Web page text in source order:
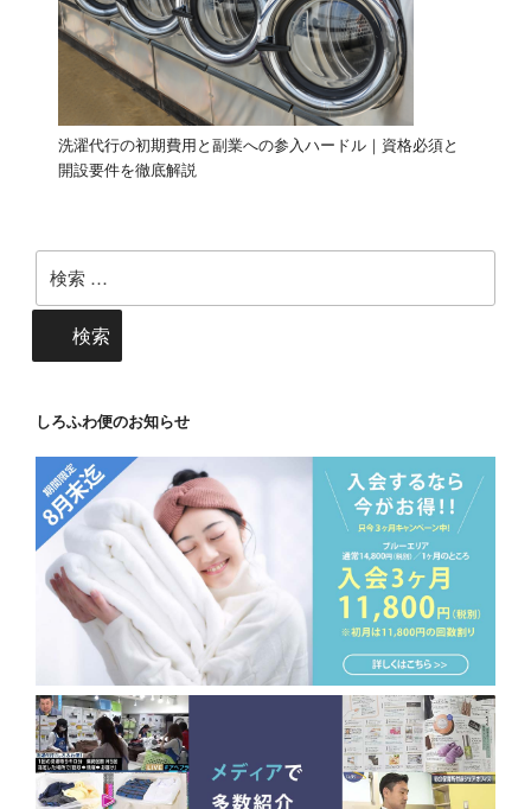
洗濯代行の初期費用と副業への参入ハードル｜資格必須と
開設要件を徹底解説
索:
検索
しろふわ便のお知らせ